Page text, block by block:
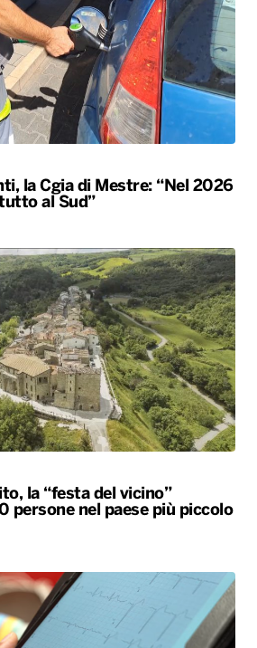
la Cgia di Mestre: “Nel 2026
al Sud”
la “festa del vicino”
persone nel paese più piccolo